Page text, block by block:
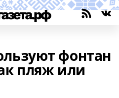
фонтан
пляж или